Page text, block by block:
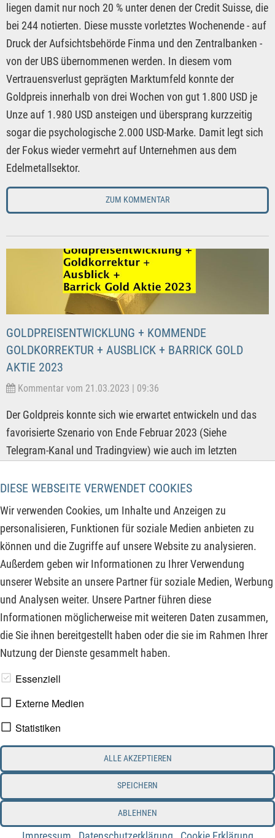
DIESE WEBSEITE VERWENDET COOKIES
Wir verwenden Cookies, um Inhalte und Anzeigen zu
personalisieren, Funktionen für soziale Medien anbieten zu
können und die Zugriffe auf unsere Website zu analysieren.
Außerdem geben wir Informationen zu Ihrer Verwendung
unserer Website an unsere Partner für soziale Medien, Werbung
und Analysen weiter. Unsere Partner führen diese
Informationen möglicherweise mit weiteren Daten zusammen,
die Sie ihnen bereitgestellt haben oder die sie im Rahmen Ihrer
Nutzung der Dienste gesammelt haben.
Essenziell
Externe Medien
Statistiken
ALLE AKZEPTIEREN
SPEICHERN
ABLEHNEN
liegen damit nur noch 20 % unter denen der Credit Suisse, die
bei 244 notierten. Diese musste vorletztes Wochenende - auf
Druck der Aufsichtsbehörde Finma und den Zentralbanken -
von der UBS übernommenen werden. In diesem vom
Vertrauensverlust geprägten Marktumfeld konnte der
Goldpreis innerhalb von drei Wochen von gut 1.800 USD je
Unze auf 1.980 USD ansteigen und übersprang kurzzeitig
sogar die psychologische 2.000 USD-Marke. Damit legt sich
der Fokus wieder vermehrt auf Unternehmen aus dem
Edelmetallsektor.
ZUM KOMMENTAR
GOLDPREISENTWICKLUNG + KOMMENDE
GOLDKORREKTUR + AUSBLICK + BARRICK GOLD
AKTIE 2023
Kommentar vom 21.03.2023 | 09:36
Der Goldpreis konnte sich wie erwartet entwickeln und das
favorisierte Szenario von Ende Februar 2023 (Siehe
Telegram-Kanal und Tradingview) wie auch im letzten
nochmal ein starker Abverkauf oder startet Gold/XAUUSD
weiter durch? - ist eingetreten. Nun stellt sich aber die Frage,
ist die Aufwärtsbewegung bereits zu Ende, steht nun eine
Korrektur bis in den April an oder kommt ein nochmaliges
Hoch oberhalb der gestern ausgebildeten 2.009,75 USD je
Unze Gold? Dazu werden wir noch einmal kurz und knapp
auf Barrick Gold eingehen.
www.derfinanzinvestor.de - © 2026 - Die Publikation für
Datenschutz
Interessenskonflikt & Risikohinweis
Nutzungsbedingungen